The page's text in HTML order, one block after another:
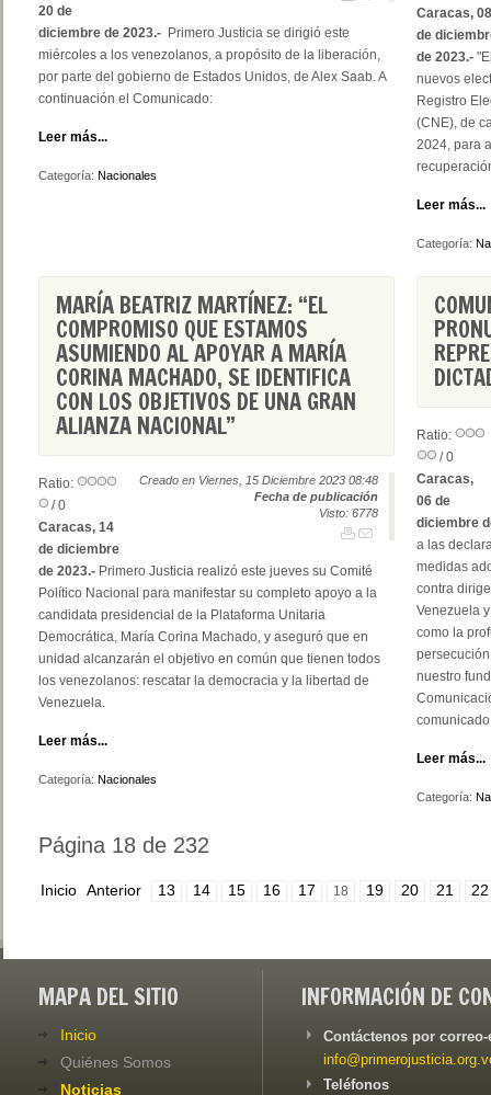
20 de
diciembre de 2023.- Primero Justicia se dirigió este
miércoles a los venezolanos, a propósito de la liberación,
por parte del gobierno de Estados Unidos, de Alex Saab. A
continuación el Comunicado:
Leer más...
Categoría: Nacionales
Caracas, 08
de
de 2023.-
nuevos
Registro
(CNE), de
2024, para
Leer más...
Categoría:
MARÍA BEATRIZ MARTÍNEZ: “EL
COMPROMISO QUE ESTAMOS
ASUMIENDO AL APOYAR A MARÍA
CORINA MACHADO, SE IDENTIFICA
CON LOS OBJETIVOS DE UNA GRAN
ALIANZA NACIONAL”
Creado en Viernes, 15 Diciembre 2023 08:48
Fecha de publicación
Visto: 6778
Ratio:
/ 0
Caracas, 14
de diciembre
de 2023.- Primero Justicia realizó este jueves su Comité
Político Nacional para manifestar su completo apoyo a la
candidata presidencial de la Plataforma Unitaria
Democrática, María Corina Machado, y aseguró que en
unidad alcanzarán el objetivo en común que tienen todos
los venezolanos: rescatar la democracia y la libertad de
Venezuela.
Leer más...
Categoría: Nacionales
Ratio:
/ 0
Caracas,
06 de
diciembre
a las
medidas
contra
Venezuela
como la
nuestro
Leer más...
Categoría:
Página 18 de 232
Inicio Anterior 13 14 15 16 17 18 19 20 21 22
MAPA DEL SITIO
Inicio
Quiénes Somos
Noticias
INFORMACIÓN DE
Contáctenos por
Teléfonos